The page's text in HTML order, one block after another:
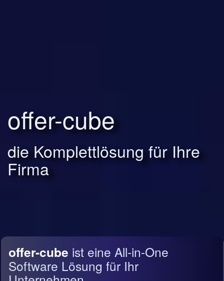
offer-cube
die Komplettlösung für Ihre
Firma
offer-cube ist eine All-in-One
Software Lösung für Ihr